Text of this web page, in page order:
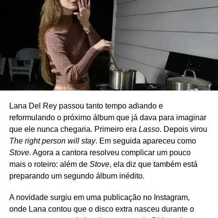
pequenas, normalmente em clubes da Califórnia. A
formação original contava com Billie Joe Armstrong (voz e
guitarra), Mike Dirnt (baixo e voz), Jason White (guitarra),
Bill Schneider (baixo) e Chris Dugan (bateria) – Mike e
Jason são os únicos que fazem parte também do Green
Day, sendo que Jason atua como músico de turnê. Nos
últimos anos, porém, Dirnt deixou de participar dos
shows, e o The Coverups passou a atuar como quarteto.
O repertório é uma carta de amor ao rock e ao punk.
Clássicos de Ramones, David Bowie, The Clash, Cheap
Trick, Joan Jett, Tom Petty, Misfits, Nirvana, Rolling
Stones e até Strokes costumam aparecer nas
apresentações, que muitas vezes são anunciadas poucas
horas antes de acontecer. Diferentemente de outros
The Longshot, o The Coverups nunca teve a intenção de
gravar músicas próprias. A proposta é apenas revisitar
Lana Del Rey passou tanto tempo adiando e
reformulando o próximo álbum que já dava para imaginar
que ele nunca chegaria. Primeiro era Lasso. Depois virou
The right person will stay. Em seguida apareceu como
Stove. Agora a cantora resolveu complicar um pouco
mais o roteiro: além de Stove, ela diz que também está
preparando um segundo álbum inédito.
A novidade surgiu em uma publicação no Instagram,
onde Lana contou que o disco extra nasceu durante o